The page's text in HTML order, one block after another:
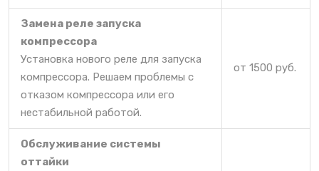
Замена реле запуска
компрессора
Установка нового реле для запуска
компрессора. Решаем проблемы с
отказом компрессора или его
нестабильной работой.
от 1500 руб.
Обслуживание системы
оттайки